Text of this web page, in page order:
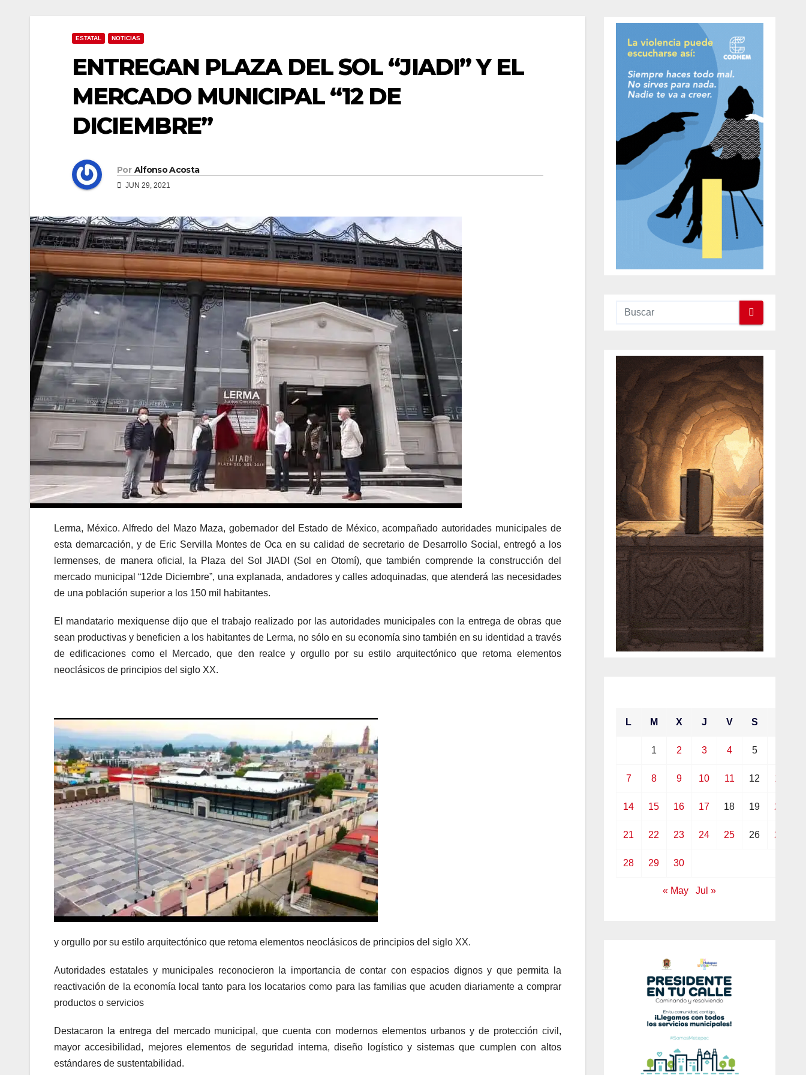
ESTATAL NOTICIAS
ENTREGAN PLAZA DEL SOL “JIADI” Y EL
MERCADO MUNICIPAL “12 DE
DICIEMBRE”
Por Alfonso Acosta
JUN 29, 2021
Lerma, México. Alfredo del Mazo Maza, gobernador del Estado de México, acompañado autoridades municipales de
esta demarcación, y de Eric Servilla Montes de Oca en su calidad de secretario de Desarrollo Social, entregó a los
lermenses, de manera oficial, la Plaza del Sol JIADI (Sol en Otomí), que también comprende la construcción del
mercado municipal “12de Diciembre”, una explanada, andadores y calles adoquinadas, que atenderá las necesidades
de una población superior a los 150 mil habitantes.
El mandatario mexiquense dijo que el trabajo realizado por las autoridades municipales con la entrega de obras que
sean productivas y beneficien a los habitantes de Lerma, no sólo en su economía sino también en su identidad a través
de edificaciones como el Mercado, que den realce y orgullo por su estilo arquitectónico que retoma elementos
neoclásicos de principios del siglo XX.
y orgullo por su estilo arquitectónico que retoma elementos neoclásicos de principios del siglo XX.
Autoridades estatales y municipales reconocieron la importancia de contar con espacios dignos y que permita la
reactivación de la economía local tanto para los locatarios como para las familias que acuden diariamente a comprar
productos o servicios
Destacaron la entrega del mercado municipal, que cuenta con modernos elementos urbanos y de protección civil,
mayor accesibilidad, mejores elementos de seguridad interna, diseño logístico y sistemas que cumplen con altos
estándares de sustentabilidad.
L M X J V S
1 2 3 4 5
7 8 9 10 11 12 13
14 15 16 17 18 19 20
21 22 23 24 25 26 27
28 29 30
« May Jul »